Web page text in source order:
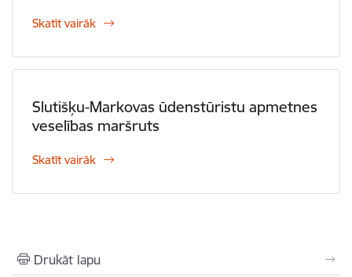
Skatīt vairāk
Slutišķu-Markovas ūdenstūristu apmetnes
veselības maršruts
Skatīt vairāk
Drukāt lapu